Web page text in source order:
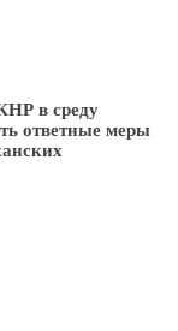
в среду
ответные меры